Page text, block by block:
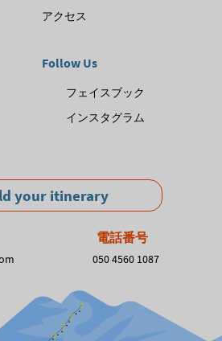
アクセス
Follow Us
フェイスブック
インスタグラム
your itinerary
電話番号
050 4560 1087